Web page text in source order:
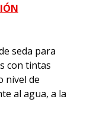
seda para
con tintas
nivel de
al agua, a la